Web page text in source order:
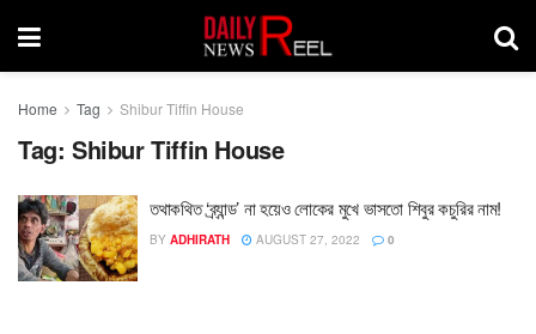
Home Tag Shibur Tiffin House
Tag: Shibur Tiffin House
তথাকথিত ‘ব্র্যান্ড’ না হয়েও লোকের মুখে ভাসতো শিবুর কচুরির নাম!
BY ADHIRATH AUGUST 27, 2022 0